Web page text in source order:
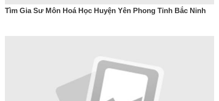
Tìm Gia Sư Môn Hoá Học Huyện Yên Phong Tỉnh Bắc Ninh